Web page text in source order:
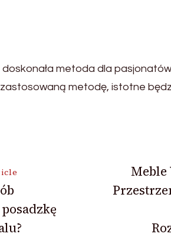
metoda dla
metodę, istotne
Meble